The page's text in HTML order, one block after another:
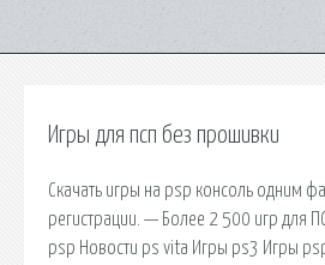
Игры для псп без прошивки
Скачать игры на psp консоль одним
регистрации. — Более 2 500 игр для
psp Новости ps vita Игры ps3 Игры